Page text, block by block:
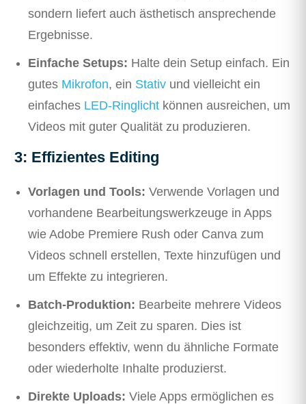
sondern liefert auch ästhetisch ansprechende
Ergebnisse.
Einfache Setups: Halte dein Setup einfach. Ein
gutes Mikrofon, ein Stativ und vielleicht ein
einfaches LED-Ringlicht können ausreichen, um
Videos mit guter Qualität zu produzieren.
3: Effizientes Editing
Vorlagen und Tools: Verwende Vorlagen und
vorhandene Bearbeitungswerkzeuge in Apps
wie Adobe Premiere Rush oder Canva zum
Videos schnell erstellen, Texte hinzufügen und
um Effekte zu integrieren.
Batch-Produktion: Bearbeite mehrere Videos
gleichzeitig, um Zeit zu sparen. Dies ist
besonders effektiv, wenn du ähnliche Formate
oder wiederholte Inhalte produzierst.
Direkte Uploads: Viele Apps ermöglichen es